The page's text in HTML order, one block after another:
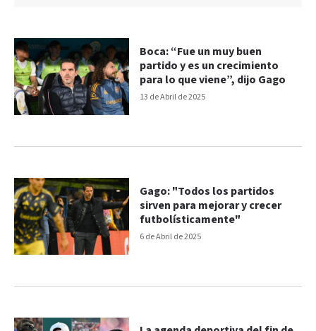
13 de Abril de 2025
Boca: “Fue un muy buen
partido y es un crecimiento
para lo que viene”, dijo Gago
6 de Abril de 2025
Gago: "Todos los partidos
sirven para mejorar y crecer
futbolísticamente"